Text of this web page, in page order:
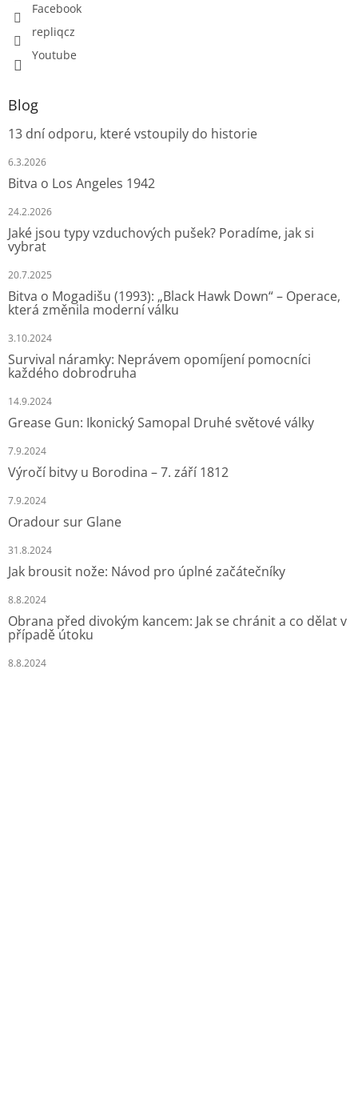
Facebook
repliqcz
Youtube
Blog
13 dní odporu, které vstoupily do historie
6.3.2026
Bitva o Los Angeles 1942
24.2.2026
Jaké jsou typy vzduchových pušek? Poradíme, jak si
vybrat
20.7.2025
Bitva o Mogadišu (1993): „Black Hawk Down“ – Operace,
která změnila moderní válku
3.10.2024
Survival náramky: Neprávem opomíjení pomocníci
každého dobrodruha
14.9.2024
Grease Gun: Ikonický Samopal Druhé světové války
7.9.2024
Výročí bitvy u Borodina – 7. září 1812
7.9.2024
Oradour sur Glane
31.8.2024
Jak brousit nože: Návod pro úplné začátečníky
8.8.2024
Obrana před divokým kancem: Jak se chránit a co dělat v
případě útoku
8.8.2024